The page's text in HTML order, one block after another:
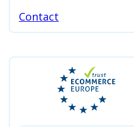
Contact